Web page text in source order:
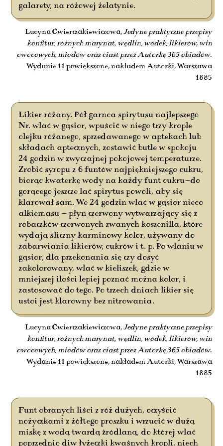
galarety, na różowej żelatynie.
Lucyna Ćwierczakiewiczowa, Jedyne praktyczne przepisy
konfitur, różnych marynat, wędlin, wódek, likierów, win
owocowych, miodów oraz ciast przez Autorkę 365 obiadów.
Wydanie 11 powiększone, nakładem Autorki, Warszawa
1885
Likier różany. Pół garnca spirytusu najlepszego
Nr. wlać w gąsior, wpuścić w niego trzy krople
olejku różanego, sprzedawanego w aptekach lub
składach aptecznych, zostawić butle w spokoju
24 godzin w zwyczajnej pokojowej temperaturze.
Zrobić syropu z 6 funtów najpiękniejszego cukru,
biorąc kwaterkę wody na każdy funt cukru—do
gorącego jeszcze lać spirytus powoli, aby się
klarował sam. We 24 godzin wlać w gąsior nieco
alkiemasu — płyn czerwony wytwarzający się z
robaczków czerwonych zwanych koszenilla, które
wydają śliczny karminowy kolor, używany do
zabarwiania likierów, cukrów i t. p. Po wlaniu w
gąsior, dla przekonania się czy dosyć
zakolorowany, wlać w kieliszek, gdzie w
mniejszej ilości lepiej poznać można kolor, i
zastosować do tego. Po trzech dniach likier się
ustoi jest klarowny bez nitrowania.
Lucyna Ćwierczakiewiczowa, Jedyne praktyczne przepisy
konfitur, różnych marynat, wędlin, wódek, likierów, win
owocowych, miodów oraz ciast przez Autorkę 365 obiadów.
Wydanie 11 powiększone, nakładem Autorki, Warszawa
1885
Funt obranych liści z róż dużych, oczyścić
nożyczkami z żółtego proszku i wrzucić w dużą
miskę z wodą twardą źródlaną, do której wlać
poprzednio diw łyżeczki kwaśnych kropli, niech